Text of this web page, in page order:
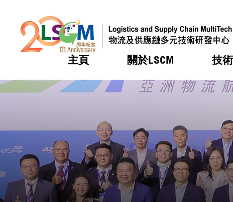
主頁 關於LSCM
熱門 機構簡介
組織架構
組織架構
董事局
研究顧問
技
熱門 服務
可獲授
應用於
重點項目
熱門 合作計劃
資助計劃
資助計劃
稅務優惠
申請
評審
熱門 活動
獎項
新聞中心
媒體報導
新聞稿
熱門 會籍及
會員列表
會員登入